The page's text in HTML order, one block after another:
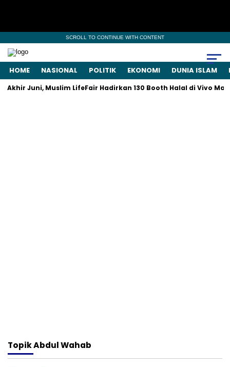
SCROLL TO CONTINUE WITH CONTENT
HOME NASIONAL POLITIK EKONOMI DUNIA ISLAM
Juni, Muslim LifeFair Hadirkan 130 Booth Halal di Vivo Mall
TopikAbdul Wahab